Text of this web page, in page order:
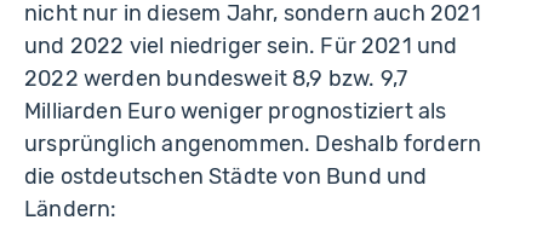
nicht nur in diesem Jahr, sondern auch 2021
und 2022 viel niedriger sein. Für 2021 und
2022 werden bundesweit 8,9 bzw. 9,7
Milliarden Euro weniger prognostiziert als
ursprünglich angenommen. Deshalb fordern
die ostdeutschen Städte von Bund und
Ländern: